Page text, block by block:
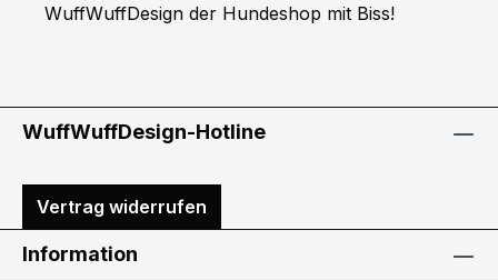
WuffWuffDesign der Hundeshop mit Biss!
WuffWuffDesign-Hotline
Vertrag widerrufen
Information